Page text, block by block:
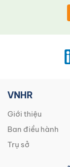
VNHR
Giới thiệu
Ban điều hành
Trụ sở